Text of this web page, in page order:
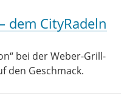
dem CityRadeln
bei der Weber-Grill-
den Geschmack.